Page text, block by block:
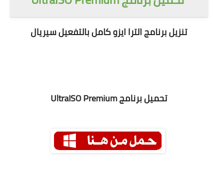
تنزيل برنامج الترا ايزو كامل بالتفعيل سيريال
تحميل برنامج UltraISO Premium